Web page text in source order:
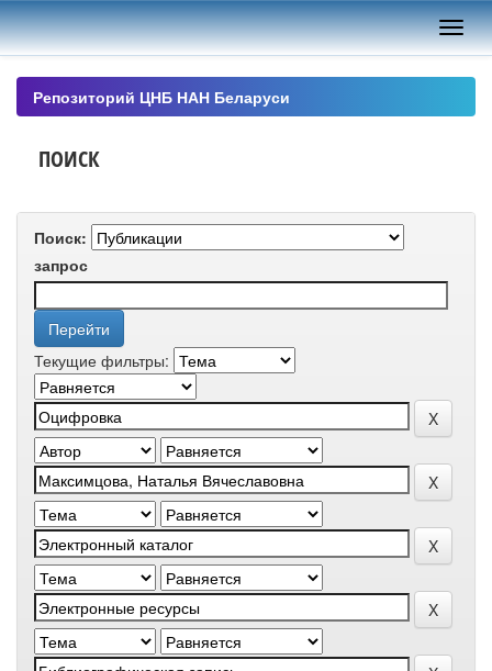
Skip
navigation
Репозиторий ЦНБ НАН Беларуси
ПОИСК
Поиск:
запрос
Текущие фильтры: